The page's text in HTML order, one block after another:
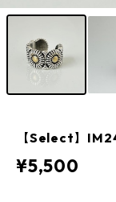
【Select】
¥5,500